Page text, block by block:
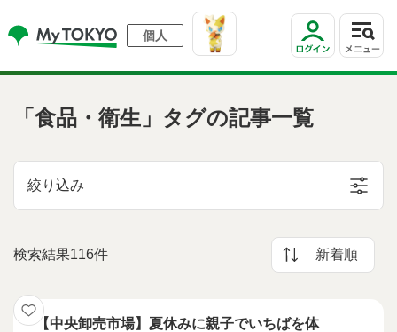
個人
「食品・衛生」タグの記事一覧
絞り込み
検索結果116件 新着順
【中央卸売市場】夏休みに親子でいちばを体